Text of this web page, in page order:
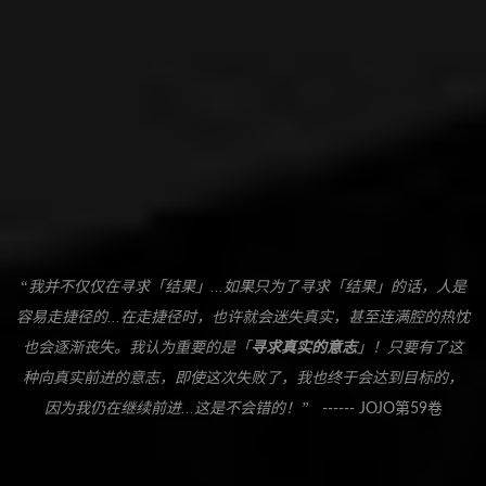
“我并不仅仅在寻求「结果」...如果只为了寻求「结果」的话，人是
容易走捷径的...在走捷径时，也许就会迷失真实，甚至连满腔的热忱
也会逐渐丧失。我认为重要的是「 寻求真实的意志」！只要有了这
种向真实前进的意志，即使这次失败了，我也终于会达到目标的，
因为我仍在继续前进...这是不会错的！”
------ JOJO第59卷